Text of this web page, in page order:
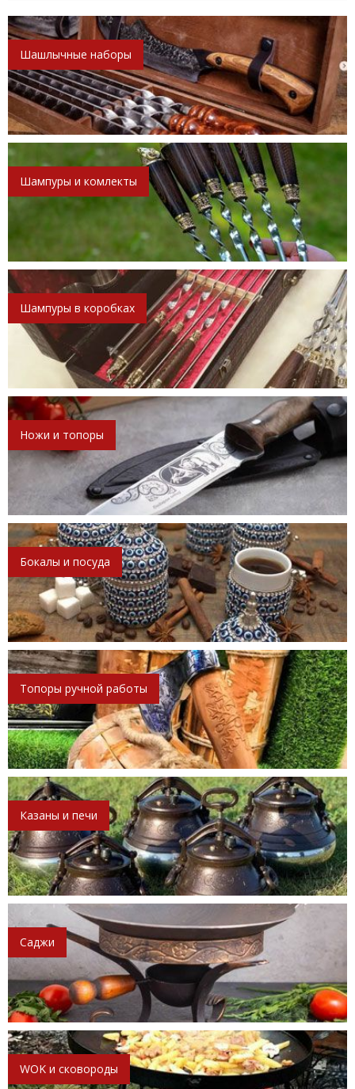
Шашлычные наборы
Шампуры и комлекты
Шампуры в коробках
Ножи и топоры
Бокалы и посуда
Топоры ручной работы
Казаны и печи
Саджи
WOK и сковороды